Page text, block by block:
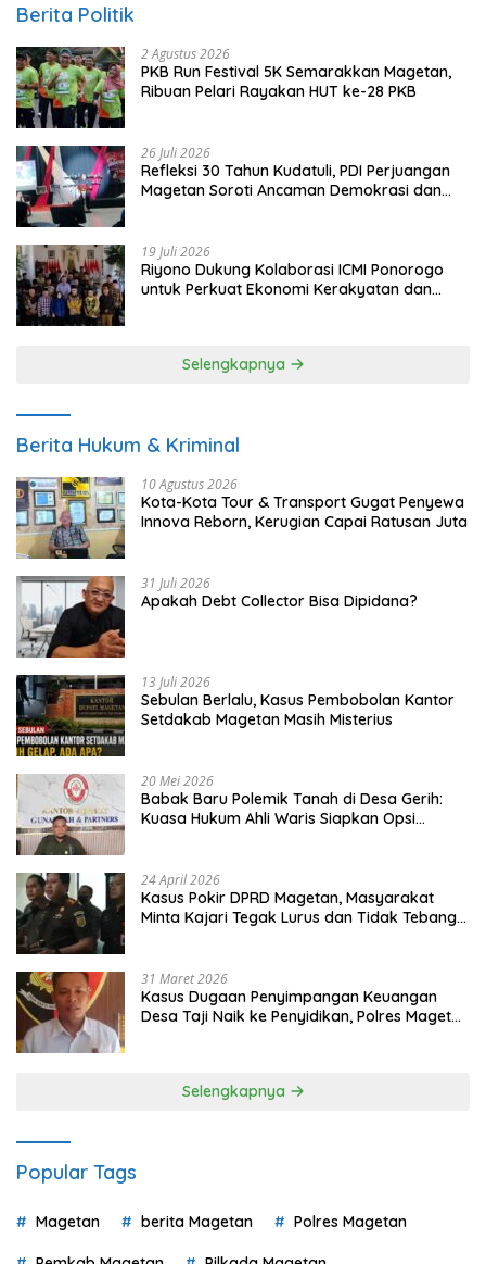
Berita Politik
2 Agustus 2026
PKB Run Festival 5K Semarakkan Magetan,
Ribuan Pelari Rayakan HUT ke-28 PKB
26 Juli 2026
Refleksi 30 Tahun Kudatuli, PDI Perjuangan
Magetan Soroti Ancaman Demokrasi dan
19 Juli 2026
Riyono Dukung Kolaborasi ICMI Ponorogo
untuk Perkuat Ekonomi Kerakyatan dan
Selengkapnya
Berita Hukum & Kriminal
10 Agustus 2026
Kota-Kota Tour & Transport Gugat Penyewa
Innova Reborn, Kerugian Capai Ratusan Juta
31 Juli 2026
Apakah Debt Collector Bisa Dipidana?
13 Juli 2026
Sebulan Berlalu, Kasus Pembobolan Kantor
Setdakab Magetan Masih Misterius
20 Mei 2026
Babak Baru Polemik Tanah di Desa Gerih:
Kuasa Hukum Ahli Waris Siapkan Opsi
24 April 2026
Kasus Pokir DPRD Magetan, Masyarakat
Minta Kajari Tegak Lurus dan Tidak Tebang
31 Maret 2026
Kasus Dugaan Penyimpangan Keuangan
Desa Taji Naik ke Penyidikan, Polres Magetan
Selengkapnya
Popular Tags
Magetan berita Magetan Polres Magetan